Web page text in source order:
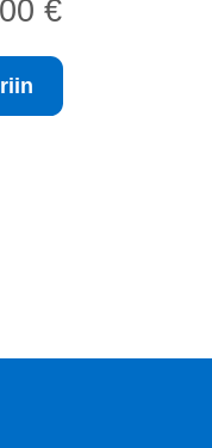
€
on: